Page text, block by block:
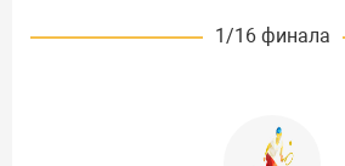
1/16 финала